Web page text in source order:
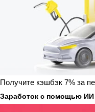
Получите кэшбэк 7% за
Заработок с помощью ИИ